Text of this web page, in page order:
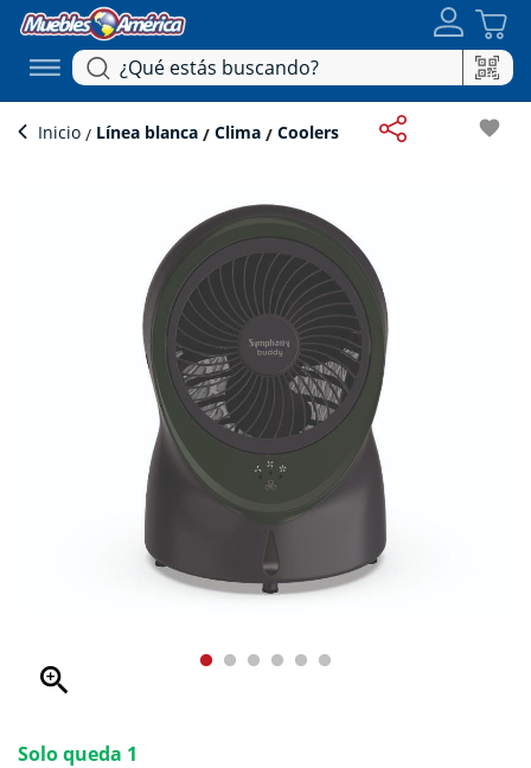
Inicio Línea blanca Clima Coolers favorite
zoom_in
Solo queda 1